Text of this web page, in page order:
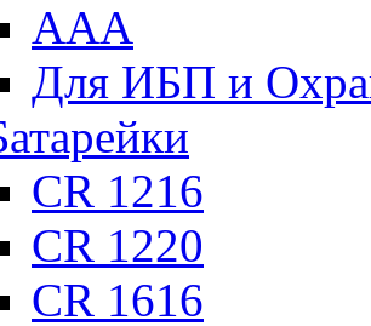
ААА
Для ИБП и
CR 1216
CR 1220
CR 1616